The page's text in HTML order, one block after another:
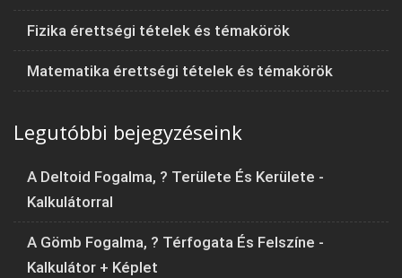
Fizika érettségi tételek és témakörök
Matematika érettségi tételek és témakörök
Legutóbbi bejegyzéseink
A Deltoid Fogalma, ? Területe És Kerülete -
Kalkulátorral
A Gömb Fogalma, ? Térfogata És Felszíne -
Kalkulátor + Képlet